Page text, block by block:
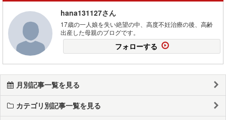
hana131127さん
17歳の一人娘を失い絶望の中、高度不妊治療の後、高齢
出産した母親のブログです。
フォローする
月別記事一覧を見る
カテゴリ別記事一覧を見る